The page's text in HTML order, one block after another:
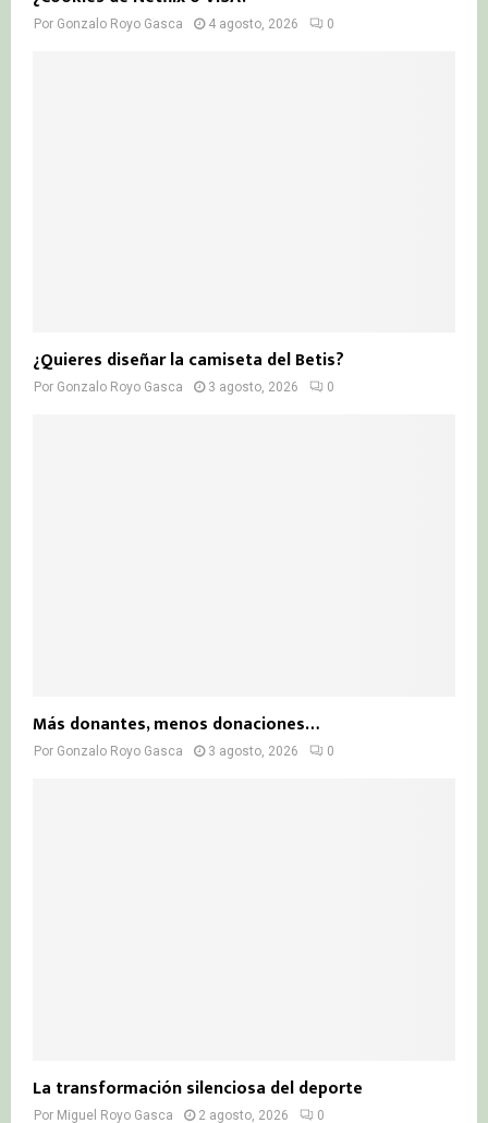
Por Gonzalo Royo Gasca 4 agosto, 2026 0
¿Quieres diseñar la camiseta del Betis?
Por Gonzalo Royo Gasca 3 agosto, 2026 0
Más donantes, menos donaciones…
Por Gonzalo Royo Gasca 3 agosto, 2026 0
La transformación silenciosa del deporte
Por Miguel Royo Gasca 2 agosto, 2026 0